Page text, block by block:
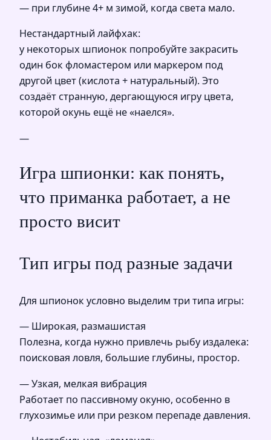
— при глубине 4+ м зимой, когда света мало.
Нестандартный лайфхак:
у некоторых шпионок попробуйте закрасить
один бок фломастером или маркером под
другой цвет (кислота + натуральный). Это
создаёт странную, дергающуюся игру цвета,
которой окунь ещё не «наелся».
—
Игра шпионки: как понять,
что приманка работает, а не
просто висит
Тип игры под разные задачи
Для шпионок условно выделим три типа игры:
— Широкая, размашистая
Полезна, когда нужно привлечь рыбу издалека:
поисковая ловля, большие глубины, простор.
— Узкая, мелкая вибрация
Работает по пассивному окуню, особенно в
глухозимье или при резком перепаде давления.